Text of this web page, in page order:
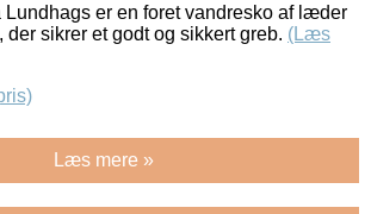
Lundhags er en foret vandresko af læder
der sikrer et godt og sikkert greb. (Læs
Læs mere »